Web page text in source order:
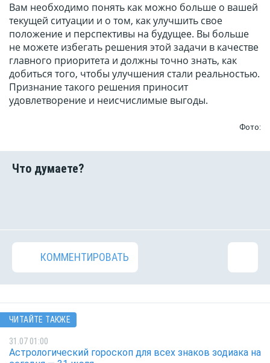
Вам необходимо понять как можно больше о вашей
текущей ситуации и о том, как улучшить свое
положение и перспективы на будущее. Вы больше
не можете избегать решения этой задачи в качестве
главного приоритета и должны точно знать, как
добиться того, чтобы улучшения стали реальностью.
Признание такого решения приносит
удовлетворение и неисчислимые выгоды.
Фото:
КОММЕНТИРОВАТЬ
ЧИТАЙТЕ ТАКЖЕ
31.07 01:00
Астрологический гороскоп для всех знаков зодиака на